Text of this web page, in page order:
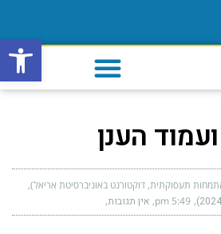
פתח
הענן
תעסוקתית, דוקטורנט באוניברסיטת אריאל)
5:49 pm אין תגובות